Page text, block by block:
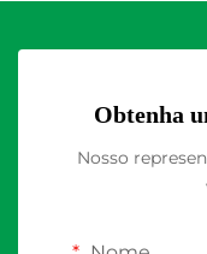
Obtenha
Nosso